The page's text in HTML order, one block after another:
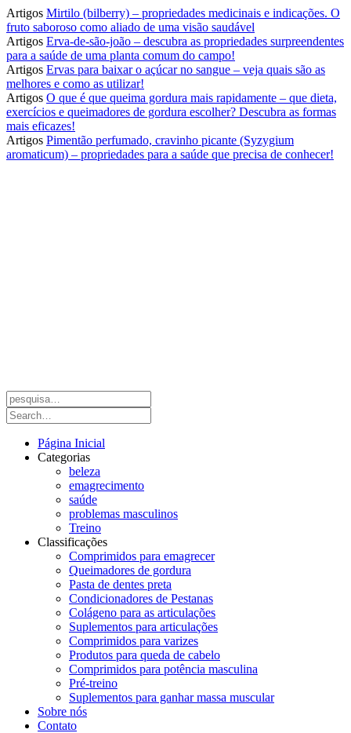
Artigos Mirtilo (bilberry) – propriedades medicinais e indicações. O
fruto saboroso como aliado de uma visão saudável
Artigos Erva-de-são-joão – descubra as propriedades surpreendentes
para a saúde de uma planta comum do campo!
Artigos Ervas para baixar o açúcar no sangue – veja quais são as
melhores e como as utilizar!
Artigos O que é que queima gordura mais rapidamente – que dieta,
exercícios e queimadores de gordura escolher? Descubra as formas
mais eficazes!
Artigos Pimentão perfumado, cravinho picante (Syzygium
aromaticum) – propriedades para a saúde que precisa de conhecer!
Página Inicial
Categorias
beleza
emagrecimento
saúde
problemas masculinos
Treino
Classificações
Comprimidos para emagrecer
Queimadores de gordura
Pasta de dentes preta
Condicionadores de Pestanas
Colágeno para as articulações
Suplementos para articulações
Comprimidos para varizes
Produtos para queda de cabelo
Comprimidos para potência masculina
Pré-treino
Suplementos para ganhar massa muscular
Sobre nós
Contato